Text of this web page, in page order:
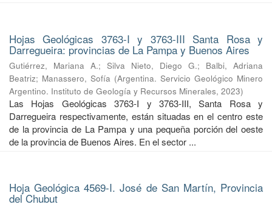
Hojas Geológicas 3763-I y 3763-III Santa Rosa y
Darregueira: provincias de La Pampa y Buenos Aires
Gutiérrez, Mariana A.; Silva Nieto, Diego G.; Balbi, Adriana
Beatriz; Manassero, Sofía (Argentina. Servicio Geológico Minero
Argentino. Instituto de Geología y Recursos Minerales, 2023)
Las Hojas Geológicas 3763-I y 3763-III, Santa Rosa y
Darregueira respectivamente, están situadas en el centro este
de la provincia de La Pampa y una pequeña porción del oeste
de la provincia de Buenos Aires. En el sector ...
Hoja Geológica 4569-I. José de San Martín, Provincia
del Chubut